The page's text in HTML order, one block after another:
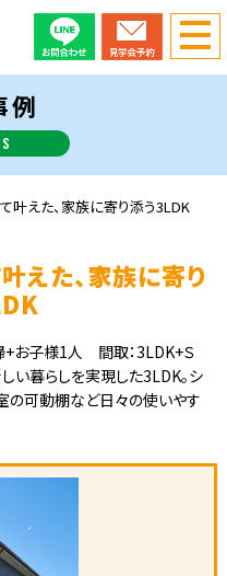
例
叶えた、家族に寄り添う3LDK
えた、家族に寄り
+お子様1人 間取：3LDK+Ｓ
い暮らしを実現した3LDK。シ
の可動棚など日々の使いやす